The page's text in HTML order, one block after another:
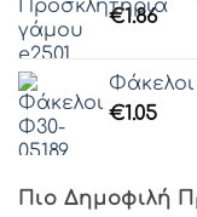
€1.86
Φάκελοι
€1.05
Πιο Δημοφιλή